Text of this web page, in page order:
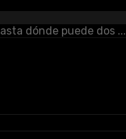
dónde puede dos ...